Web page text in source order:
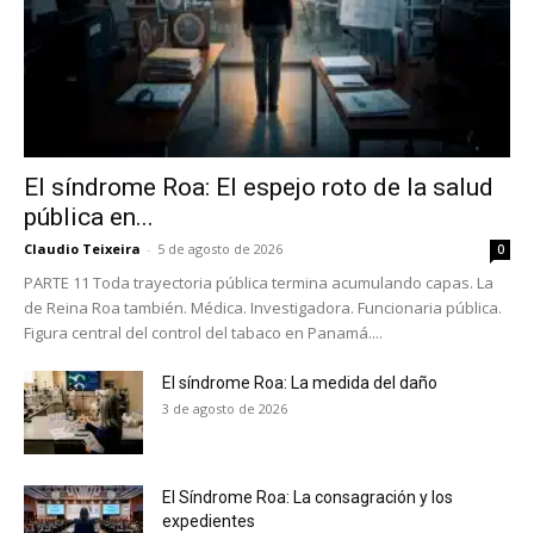
El síndrome Roa: El espejo roto de la salud
pública en...
Claudio Teixeira - 5 de agosto de 2026 0
PARTE 11 Toda trayectoria pública termina acumulando capas. La
de Reina Roa también. Médica. Investigadora. Funcionaria pública.
Figura central del control del tabaco en Panamá....
El síndrome Roa: La medida del daño
3 de agosto de 2026
El Síndrome Roa: La consagración y los
expedientes